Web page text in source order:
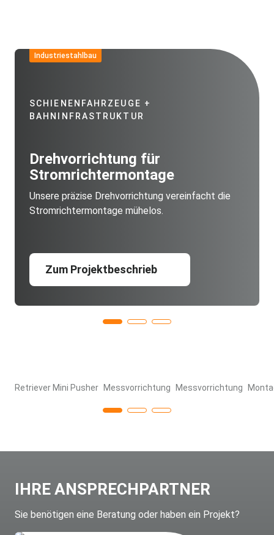
Industriestahlbau
SCHIENENFAHRZEUGE +
BAHNINFRASTRUKTUR
Drehvorrichtung für
Stromrichtermontage
Unsere präzise Drehvorrichtung vereinfacht die
Stromrichtermontage mühelos.
Zum Projektbeschrieb
Retriever Mini Pusher Messvorrichtung Messvorrichtung
IHRE ANSPRECHPARTNER
Sie benötigen eine Beratung oder haben ein Projekt?